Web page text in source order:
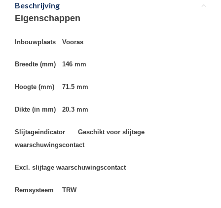
Beschrijving
Eigenschappen
Inbouwplaats Vooras
Breedte (mm) 146 mm
Hoogte (mm) 71.5 mm
Dikte (in mm) 20.3 mm
Slijtageindicator
Geschikt voor slijtage
waarschuwingscontact
Excl. slijtage waarschuwingscontact
Remsysteem TRW